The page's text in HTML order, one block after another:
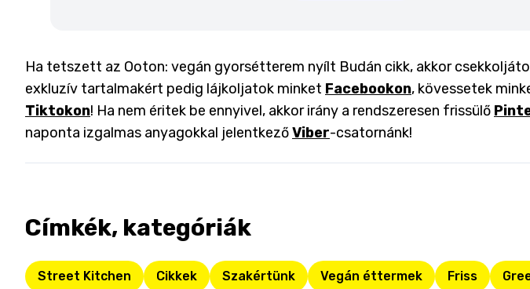
Ha tetszett az Ooton: vegán gyorsétterem nyílt Budán cikk, akkor
exkluzív tartalmakért pedig lájkoljatok minket Facebookon, kövessetek
Tiktokon! Ha nem éritek be ennyivel, akkor irány a rendszeresen frissülő
naponta izgalmas anyagokkal jelentkezőViber-csatornánk!
Címkék, kategóriák
Street Kitchen Cikkek Szakértünk Vegán éttermek Friss